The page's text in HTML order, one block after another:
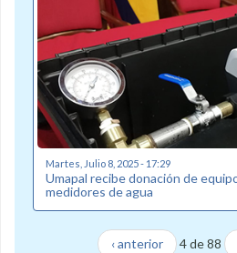
Martes, Julio 8, 2025 - 17:29
Umapal recibe donación de
medidores de agua
‹ anterior 4 de 88